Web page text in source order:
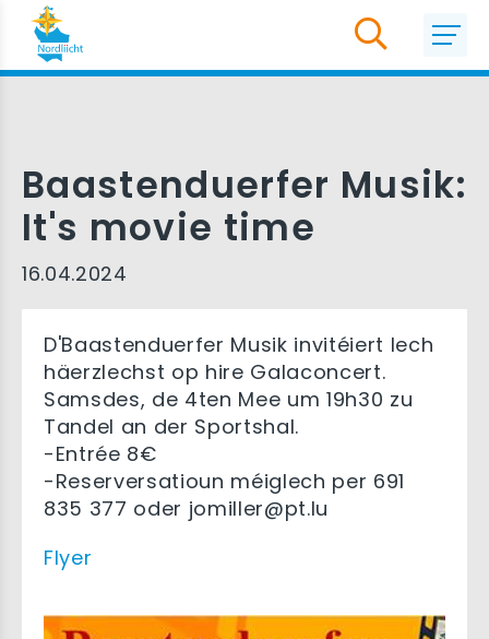
Baastenduerfer Musik:
It's movie time
16.04.2024
D'Baastenduerfer Musik invitéiert Iech
häerzlechst op hire Galaconcert.
Samsdes, de 4ten Mee um 19h30 zu
Tandel an der Sportshal.
-Entrée 8€
-Reserversatioun méiglech per 691
835 377 oder jomiller@pt.lu
Flyer